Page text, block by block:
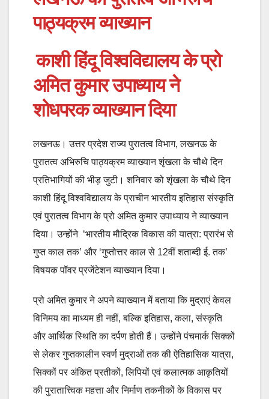
पाठ्यक्रम व्याख्यान
काशी हिंदू विश्वविद्यालय के प्रो
अमित कुमार उपाध्याय ने
शोधपरक व्याख्यान दिया
लखनऊ। उत्तर प्रदेश राज्य पुरातत्व विभाग, लखनऊ के
पुरातत्व अभिरुचि पाठ्यक्रम व्याख्यान शृंखला के चौथे दिन
प्रतिभागियों की भीड़ जुटी। शनिवार को शृंखला के चौथे दिन
काशी हिंदू विश्वविद्यालय के प्राचीन भारतीय इतिहास संस्कृति
एवं पुरातत्व विभाग के प्रो अमित कुमार उपाध्याय ने व्याख्यान
दिया। उन्होंने ‘भारतीय मौद्रिक विकास की यात्रा: प्रारंभ से
गुप्त काल तक’ और ‘गुप्तोत्तर काल से 12वीं शताब्दी ई. तक’
विषयक पॉवर प्रजेंटेशन व्याख्यान दिया।
प्रो अमित कुमार ने अपने व्याख्यान में बताया कि मुद्राएं केवल
विनिमय का माध्यम ही नहीं, बल्कि इतिहास, कला, संस्कृति
और आर्थिक स्थिति का दर्पण होती हैं। उन्होंने पंचमार्क सिक्कों
से लेकर गुप्तकालीन स्वर्ण मुद्राओं तक की ऐतिहासिक यात्रा,
सिक्कों पर अंकित प्रतीकों, लिपियों एवं कलात्मक आकृतियों
की पुरातात्त्विक महत्ता और निर्माण तकनीकों के विकास पर